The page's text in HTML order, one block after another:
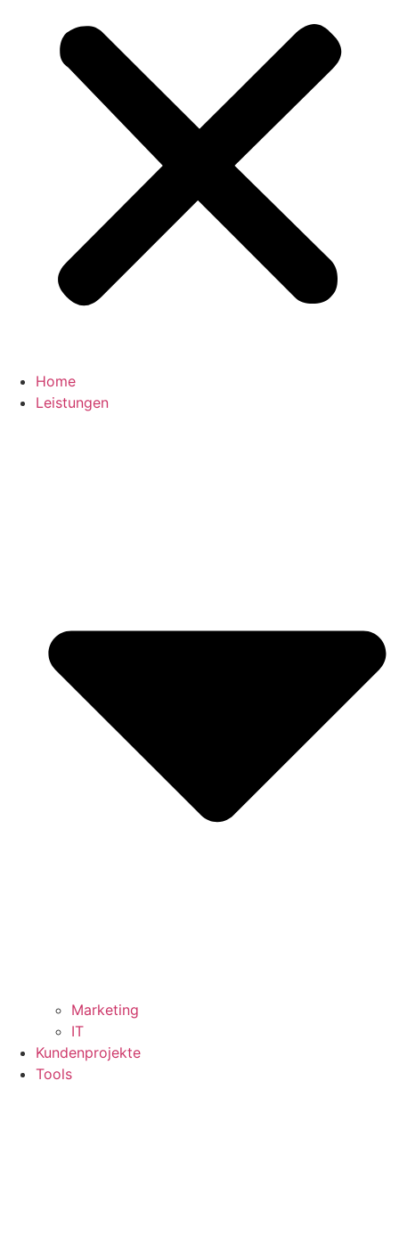
Home
Leistungen
Marketing
IT
Kundenprojekte
Tools